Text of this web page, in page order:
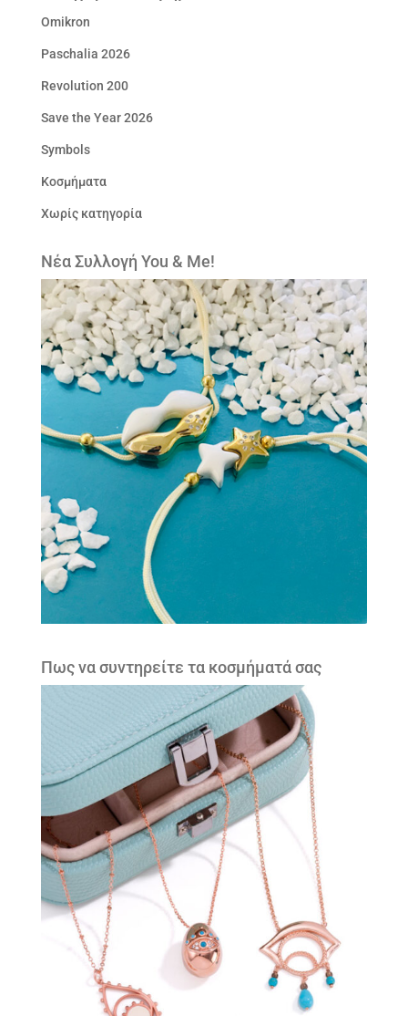
Omikron
Paschalia 2026
Revolution 200
Save the Year 2026
Symbols
Κοσμήματα
Χωρίς κατηγορία
Νέα Συλλογή You & Me!
Πως να συντηρείτε τα κοσμήματά σας